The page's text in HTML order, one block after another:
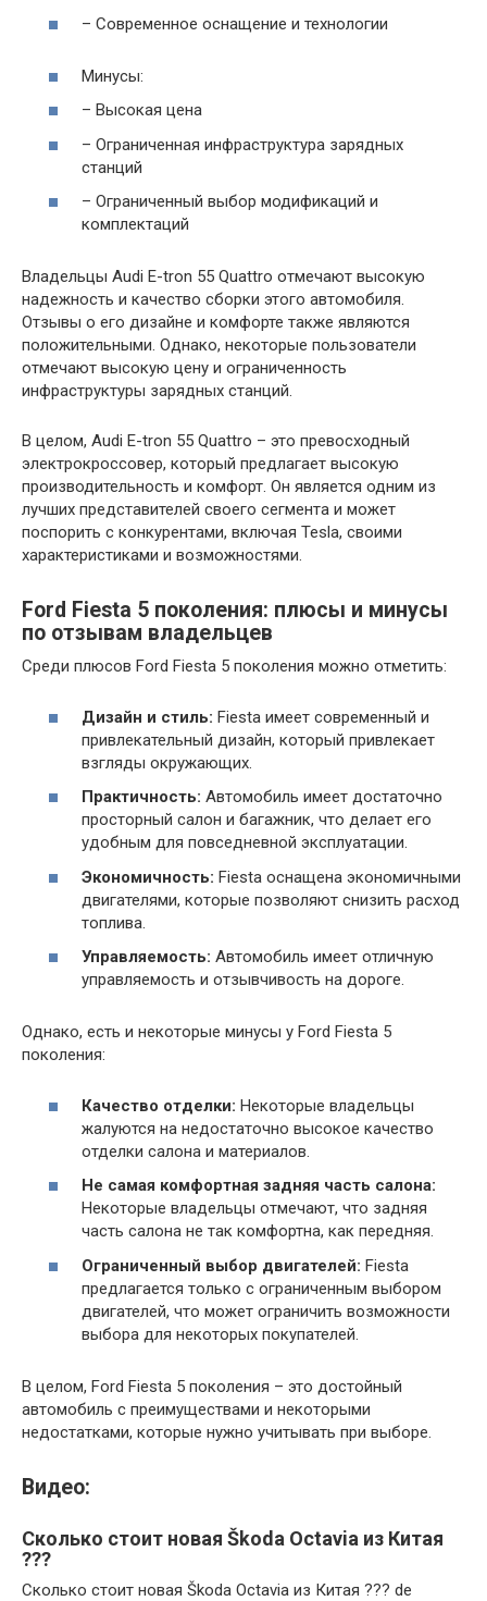
– Современное оснащение и технологии
Минусы:
– Высокая цена
– Ограниченная инфраструктура зарядных
станций
– Ограниченный выбор модификаций и
комплектаций
Владельцы Audi E-tron 55 Quattro отмечают высокую
надежность и качество сборки этого автомобиля.
Отзывы о его дизайне и комфорте также являются
положительными. Однако, некоторые пользователи
отмечают высокую цену и ограниченность
инфраструктуры зарядных станций.
В целом, Audi E-tron 55 Quattro – это превосходный
электрокроссовер, который предлагает высокую
производительность и комфорт. Он является одним из
лучших представителей своего сегмента и может
поспорить с конкурентами, включая Tesla, своими
характеристиками и возможностями.
Ford Fiesta 5 поколения: плюсы и минусы
по отзывам владельцев
Среди плюсов Ford Fiesta 5 поколения можно отметить:
Дизайн и стиль: Fiesta имеет современный и
привлекательный дизайн, который привлекает
взгляды окружающих.
Практичность: Автомобиль имеет достаточно
просторный салон и багажник, что делает его
удобным для повседневной эксплуатации.
Экономичность: Fiesta оснащена экономичными
двигателями, которые позволяют снизить расход
топлива.
Управляемость: Автомобиль имеет отличную
управляемость и отзывчивость на дороге.
Однако, есть и некоторые минусы у Ford Fiesta 5
поколения:
Качество отделки: Некоторые владельцы
жалуются на недостаточно высокое качество
отделки салона и материалов.
Не самая комфортная задняя часть салона:
Некоторые владельцы отмечают, что задняя
часть салона не так комфортна, как передняя.
Ограниченный выбор двигателей: Fiesta
предлагается только с ограниченным выбором
двигателей, что может ограничить возможности
выбора для некоторых покупателей.
В целом, Ford Fiesta 5 поколения – это достойный
автомобиль с преимуществами и некоторыми
недостатками, которые нужно учитывать при выборе.
Видео:
Сколько стоит новая Škoda Octavia из Китая
???
Сколько стоит новая Škoda Octavia из Китая ??? de